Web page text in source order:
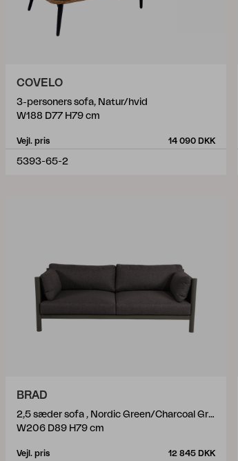
COVELO
3-personers sofa, Natur/hvid
W188 D77 H79 cm
Vejl. pris 14 090 DKK
5393-65-2
BRAD
2,5 sæder sofa , Nordic Green/Charcoal Grey
W206 D89 H79 cm
Vejl. pris 12 845 DKK